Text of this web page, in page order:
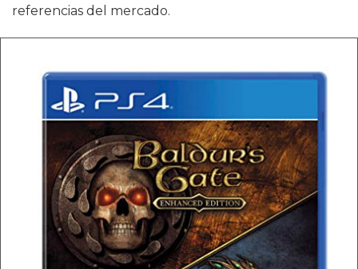
referencias del mercado.